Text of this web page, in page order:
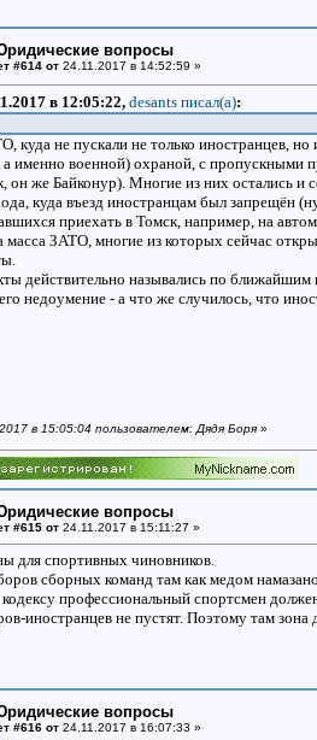
вопросы
#614 от 24.11.2017 в 14:52:59 »
в 12:05:22, desants писал(a):
не пускали не только иностранцев,
а именно военной) охраной, с пропускными
же Байконур). Многие из них остались и
куда въезд иностранцам был запрещён
приехать в Томск, например, на
масса ЗАТО, многие из которых сейчас
действительно назывались по
недоумение - а что же случилось, что
в 15:05:04 пользователем: Дядя Боря »
вопросы
#615 от 24.11.2017 в 15:11:27 »
для спортивных чиновников.
сборных команд там как медом
профессиональный спортсмен
иностранцев не пустят. Поэтому там зона
вопросы
#616 от 24.11.2017 в 16:07:33 »